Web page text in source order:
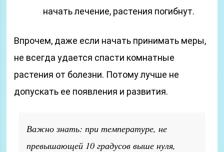
начать лечение, растения погибнут.
Впрочем, даже если начать принимать меры,
не всегда удается спасти комнатные
растения от болезни. Потому лучше не
допускать ее появления и развития.
Важно знать: при температуре, не
превышающей 10 градусов выше нуля,